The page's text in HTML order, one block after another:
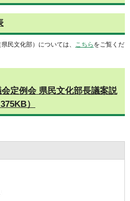
民文化部）については、 こちら をご覧くだ
定例会 県民文化部長議案説
）